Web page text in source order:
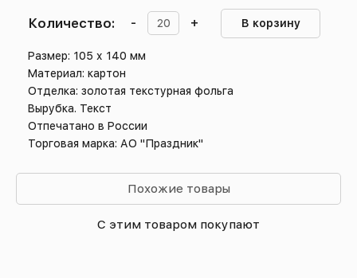
Количество: - + В корзину
Размер: 105 х 140 мм
Материал: картон
Отделка: золотая текстурная фольга
Вырубка. Текст
Отпечатано в России
Торговая марка: АО "Праздник"
Похожие товары
С этим товаром покупают